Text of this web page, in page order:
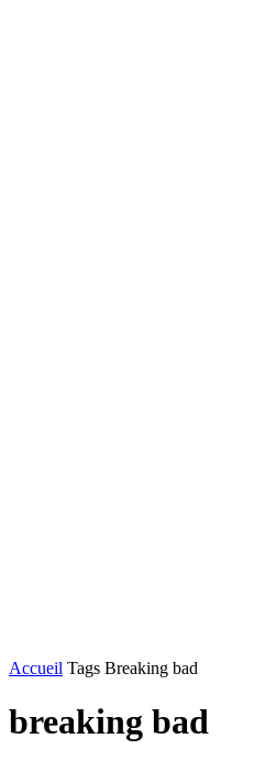
Accueil Tags Breaking bad
breaking bad